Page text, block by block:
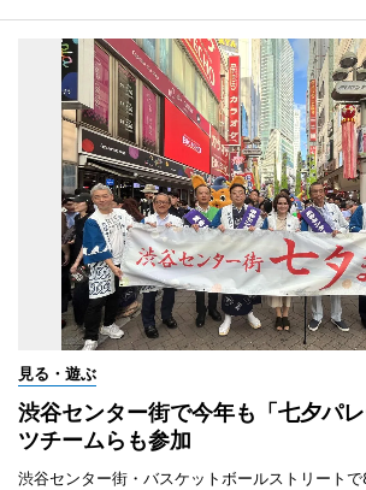
見る・遊ぶ
渋谷センター街で今年も「七夕パ
ツチームらも参加
渋谷センター街・バスケットボールストリート